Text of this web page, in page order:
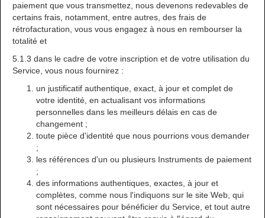
paiement que vous transmettez, nous devenons redevables de
certains frais, notamment, entre autres, des frais de
rétrofacturation, vous vous engagez à nous en rembourser la
totalité et
5.1.3 dans le cadre de votre inscription et de votre utilisation du
Service, vous nous fournirez :
un justificatif authentique, exact, à jour et complet de
votre identité, en actualisant vos informations
personnelles dans les meilleurs délais en cas de
changement ;
toute pièce d'identité que nous pourrions vous demander
;
les références d'un ou plusieurs Instruments de paiement
;
des informations authentiques, exactes, à jour et
complètes, comme nous l'indiquons sur le site Web, qui
sont nécessaires pour bénéficier du Service, et tout autre